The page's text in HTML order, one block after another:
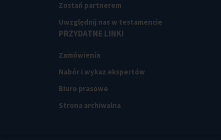
Zostań partnerem
Uwzględnij nas w testamencie
PRZYDATNE LINKI
Zamówienia
Nabór i wykaz ekspertów
Biuro prasowe
Strona archiwalna